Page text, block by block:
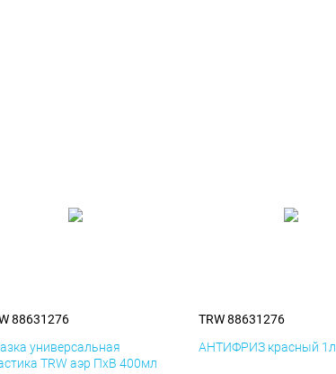
88631276
универсальная
TRW аэр ПхВ 400мл
TRW 88631276
АНТИФРИЗ красный 1л.